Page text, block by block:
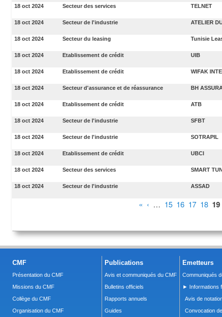
18 oct 2024 Secteur des services TELNET
18 oct 2024 Secteur de l'industrie ATELIER
18 oct 2024 Secteur du leasing Tunisie
18 oct 2024 Etablissement de crédit UIB
18 oct 2024 Etablissement de crédit WIFAK
18 oct 2024 Secteur d'assurance et de réassurance BH
18 oct 2024 Etablissement de crédit ATB
18 oct 2024 Secteur de l'industrie SFBT
18 oct 2024 Secteur de l'industrie SOTRAPIL
18 oct 2024 Etablissement de crédit UBCI
18 oct 2024 Secteur des services SMART
18 oct 2024 Secteur de l'industrie ASSAD
« ‹ … 15 16 17 18 19
CMF
Présentation du CMF
Missions du CMF
Collège du CMF
Organisation du CMF
Publications
Avis et communiqués du CMF
Bulletins officiels
Rapports annuels
Guides
Emetteurs
Communiqués
► Informations
Avis de
Convocation